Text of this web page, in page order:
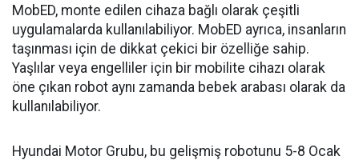
MobED, monte edilen cihaza bağlı olarak çeşitli
uygulamalarda kullanılabiliyor. MobED ayrıca, insanların
taşınması için de dikkat çekici bir özelliğe sahip.
Yaşlılar veya engelliler için bir mobilite cihazı olarak
öne çıkan robot aynı zamanda bebek arabası olarak da
kullanılabiliyor.
Hyundai Motor Grubu, bu gelişmiş robotunu 5-8 Ocak